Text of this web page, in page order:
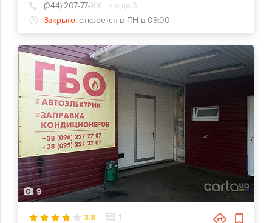
(044) 207-77-ХХ
+ еще 3
Закрыто: откроется в ПН в 09:00
9
3.8 1